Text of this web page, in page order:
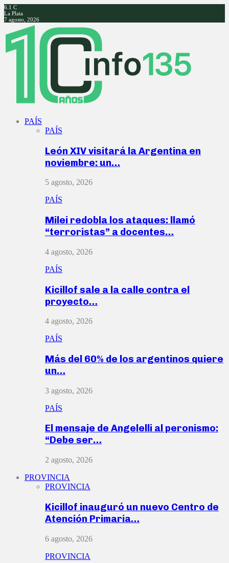
6.1 C
La Plata
7 agosto, 2026
Facebook
Twitter
Instagram
Youtube
PAÍS
PAÍS
León XIV visitará la Argentina en
noviembre: un…
5 agosto, 2026
PAÍS
Milei redobla los ataques: llamó
“terroristas” a docentes…
4 agosto, 2026
PAÍS
Kicillof sale a la calle contra el
proyecto…
4 agosto, 2026
PAÍS
Más del 60% de los argentinos quiere
un…
3 agosto, 2026
PAÍS
El mensaje de Angelelli al peronismo:
“Debe ser…
2 agosto, 2026
PROVINCIA
PROVINCIA
Kicillof inauguró un nuevo Centro de
Atención Primaria…
6 agosto, 2026
PROVINCIA